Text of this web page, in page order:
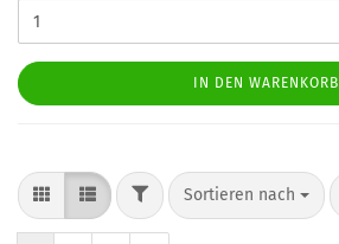
IN DEN WARENKORB
Sortieren nach